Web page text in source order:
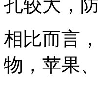
孔较大，
相比而言
物，苹果